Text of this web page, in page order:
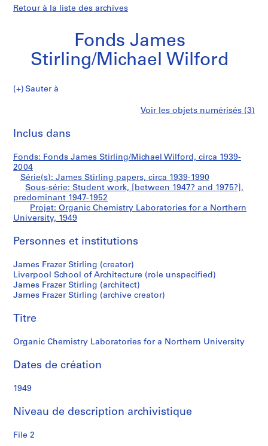
Retour à la liste des archives
Fonds James
Stirling/Michael Wilford
Sauter à
d
s
J
e
s
t
r
l
i
n
g
M
c
a
l
i
Chemistry
Laboratories
for
a
Northern
University
Voir les objets numérisés (3)
Inclus dans
Fonds: Fonds James Stirling/Michael Wilford, circa 1939-
2004
Série(s): James Stirling papers, circa 1939-1990
Sous-série: Student work, [between 1947? and 1975?],
predominant 1947-1952
Projet: Organic Chemistry Laboratories for a Northern
University, 1949
Personnes et institutions
James Frazer Stirling (creator)
Liverpool School of Architecture (role unspecified)
James Frazer Stirling (architect)
James Frazer Stirling (archive creator)
Titre
Organic Chemistry Laboratories for a Northern University
Dates de création
1949
Niveau de description archivistique
File 2